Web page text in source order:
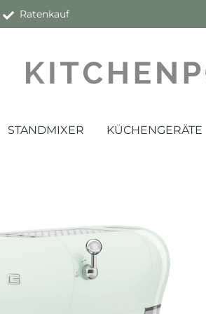
Ratenkauf
STANDMIXER KÜCHENGERÄTE